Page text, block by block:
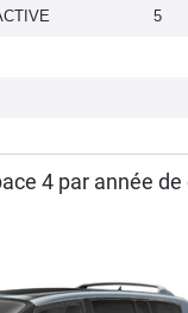
5
4 par année